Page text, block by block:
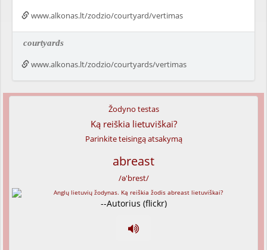
www.alkonas.lt/zodzio/courtyard/vertimas
courtyards
www.alkonas.lt/zodzio/courtyards/vertimas
Žodyno testas
Ką reiškia lietuviškai?
Parinkite teisingą atsakymą
abreast
/ə'brest/
--Autorius (flickr)